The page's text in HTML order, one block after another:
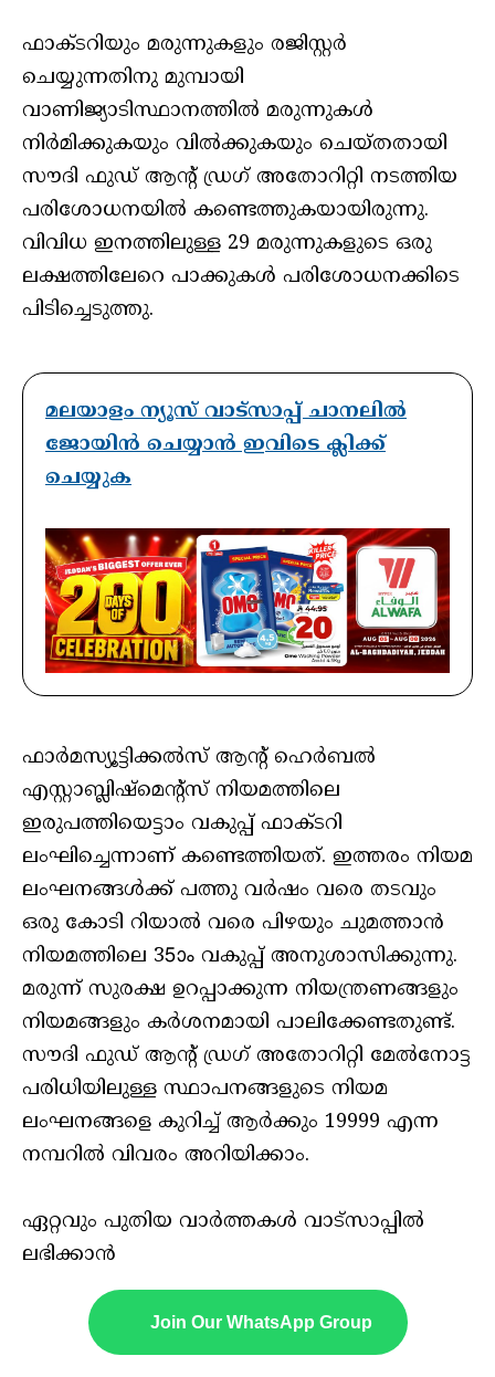
ഫാക്ടറിയും മരുന്നുകളും രജിസ്റ്റര്‍
ചെയ്യുന്നതിനു മുമ്പായി
വാണിജ്യാടിസ്ഥാനത്തില്‍ മരുന്നുകൾ
നിര്‍മിക്കുകയും വില്‍ക്കുകയും ചെയ്തതായി
സൗദി ഫുഡ് ആന്റ് ഡ്രഗ് അതോറിറ്റി നടത്തിയ
പരിശോധനയില്‍ കണ്ടെത്തുകയായിരുന്നു.
വിവിധ ഇനത്തിലുള്ള 29 മരുന്നുകളുടെ ഒരു
ലക്ഷത്തിലേറെ പാക്കുകൾ പരിശോധനക്കിടെ
പിടിച്ചെടുത്തു.
മലയാളം ന്യൂസ് വാട്സാപ്പ് ചാനലിൽ
ജോയിൻ ചെയ്യാൻ ഇവിടെ ക്ലിക്ക്
ചെയ്യുക
ഫാര്‍മസ്യൂട്ടിക്കല്‍സ് ആന്റ് ഹെര്‍ബല്‍
എസ്റ്റാബ്ലിഷ്മെന്റ്‌സ് നിയമത്തിലെ
ഇരുപത്തിയെട്ടാം വകുപ്പ് ഫാക്ടറി
ലംഘിച്ചെന്നാണ് കണ്ടെത്തിയത്. ഇത്തരം നിയമ
ലംഘനങ്ങള്‍ക്ക് പത്തു വര്‍ഷം വരെ തടവും
ഒരു കോടി റിയാല്‍ വരെ പിഴയും ചുമത്താന്‍
നിയമത്തിലെ 35ാം വകുപ്പ് അനുശാസിക്കുന്നു.
മരുന്ന് സുരക്ഷ ഉറപ്പാക്കുന്ന നിയന്ത്രണങ്ങളും
നിയമങ്ങളും കര്‍ശനമായി പാലിക്കേണ്ടതുണ്ട്.
സൗദി ഫുഡ് ആന്റ് ഡ്രഗ് അതോറിറ്റി മേല്‍നോട്ട
പരിധിയിലുള്ള സ്ഥാപനങ്ങളുടെ നിയമ
ലംഘനങ്ങളെ കുറിച്ച് ആർക്കും 19999 എന്ന
നമ്പറിൽ വിവരം അറിയിക്കാം.
ഏറ്റവും പുതിയ വാർത്തകൾ വാട്സാപ്പിൽ
ലഭിക്കാൻ
Join Our WhatsApp Group